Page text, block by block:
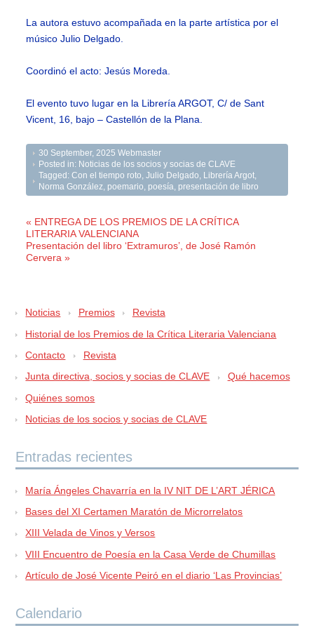
La autora estuvo acompañada en la parte artística por el
músico Julio Delgado.
Coordinó el acto: Jesús Moreda.
El evento tuvo lugar en la Librería ARGOT, C/ de Sant
Vicent, 16, bajo – Castellón de la Plana.
30 September, 2025 Webmaster
Posted in: Noticias de los socios y socias de CLAVE
Tagged:Con el tiempo roto ,Julio Delgado Librería Argot
Norma González poemario poesía presentación de libro
« ENTREGA DE LOS PREMIOS DE LA CRÍTICA
LITERARIA VALENCIANA
Presentación del libro ‘Extramuros’, de José Ramón
Cervera »
Noticias Premios
Revista
Historial de los Premios de la Crítica Literaria Valenciana
Contacto
Revista
Junta directiva, socios y socias de CLAVE
Qué hacemos
Quiénes somos
Noticias de los socios y socias de CLAVE
Entradas recientes
María Ángeles Chavarría en la IV NIT DE L’ART JÉRICA
Bases del XI Certamen Maratón de Microrrelatos
XIII Velada de Vinos y Versos
VIII Encuentro de Poesía en la Casa Verde de Chumillas
Artículo de José Vicente Peiró en el diario ‘Las Provincias’
Calendario